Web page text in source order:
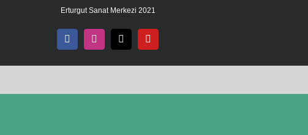
Erturgut Sanat Merkezi 2021
FacebookInstagram
X YouTube